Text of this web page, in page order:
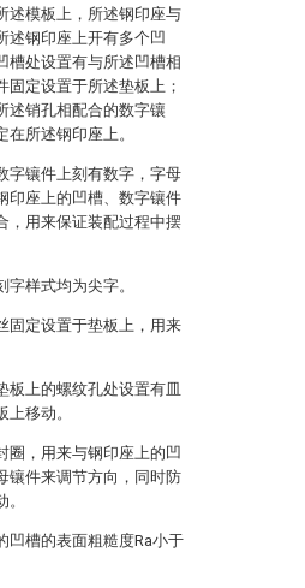
述模板上，所述钢印座与
述钢印座上开有多个凹
槽处设置有与所述凹槽相
定设置于所述垫板上；
述销孔相配合的数字镶
所述钢印座上。
字镶件上刻有数字，字母
印座上的凹槽、数字镶件
，用来保证装配过程中摆
样式均为尖字。
固定设置于垫板上，用来
板上的螺纹孔处设置有皿
移动。
圈，用来与钢印座上的凹
镶件来调节方向，同时防
凹槽的表面粗糙度Ra小于